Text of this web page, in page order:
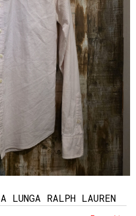
LUNGA RALPH LAUREN